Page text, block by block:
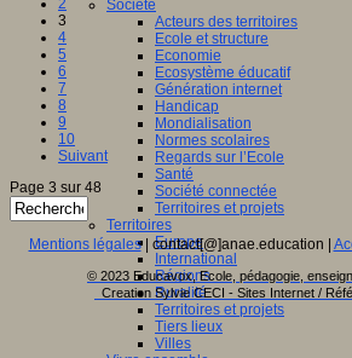
Société
Acteurs des territoires
Ecole et structure
Economie
Ecosystème éducatif
Génération internet
Handicap
Mondialisation
Normes scolaires
Regards sur l’Ecole
Santé
Société connectée
Territoires et projets
Territoires
Europe
International
Régions
Ruralité
Territoires et projets
Tiers lieux
Villes
3
4
5
6
7
8
9
10
Suivant
Page 3 sur 48
Mentions légales| contact[@]anae.education |
© 2023 Educavox, Ecole, pédagogie,
Creation Sylvie CECI - Sites Internet /